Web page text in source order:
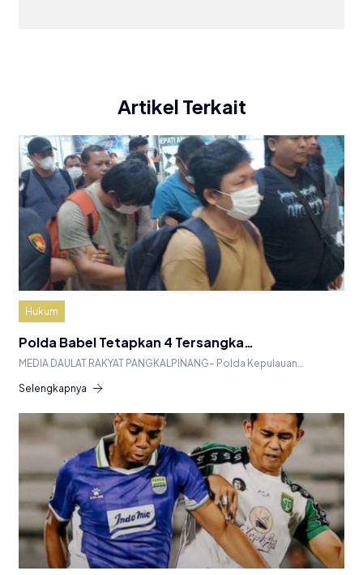
Artikel Terkait
Hukum
Polda Babel Tetapkan 4 Tersangka…
MEDIA DAULAT RAKYAT PANGKALPINANG– Polda Kepulauan…
Selengkapnya